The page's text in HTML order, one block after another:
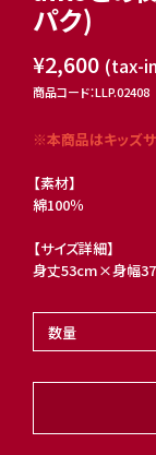
パク)
¥2,600 (tax-
商品コード：LLP.02408
※本商品はキッズサ
【素材】
綿100％
【サイズ詳細】
身丈53cm×身幅